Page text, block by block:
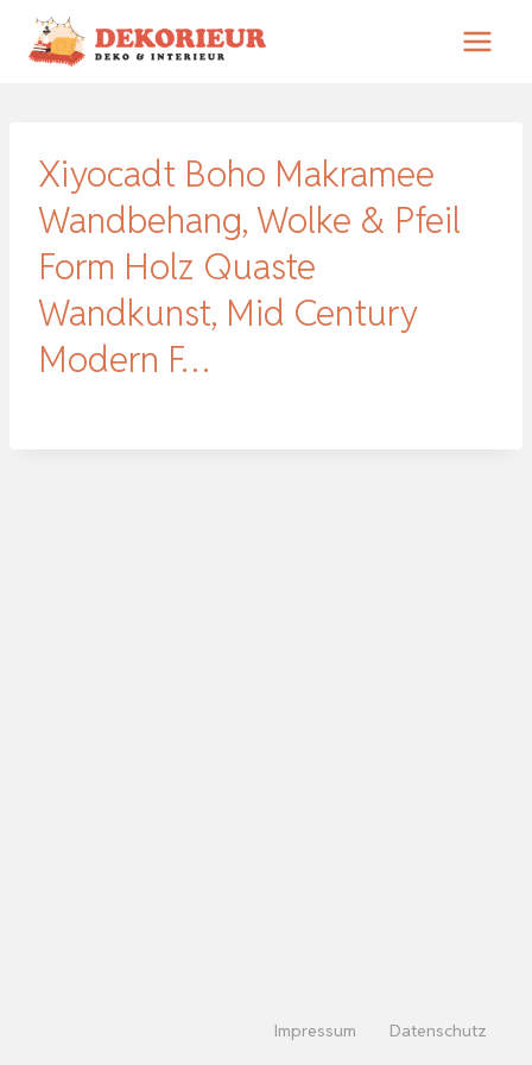
Zum
Inhalt
Xiyocadt Boho Makramee
Wandbehang, Wolke & Pfeil
Form Holz Quaste
Wandkunst, Mid Century
Modern F…
Impressum Datenschutz